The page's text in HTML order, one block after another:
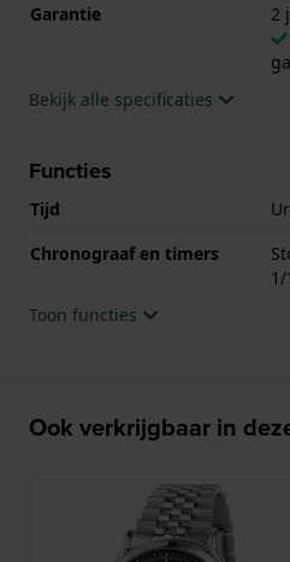
Garantie
2
Bekijk alle specificaties
Functies
Tijd
Chronograaf en timers
Toon functies
Ook verkrijgbaar in